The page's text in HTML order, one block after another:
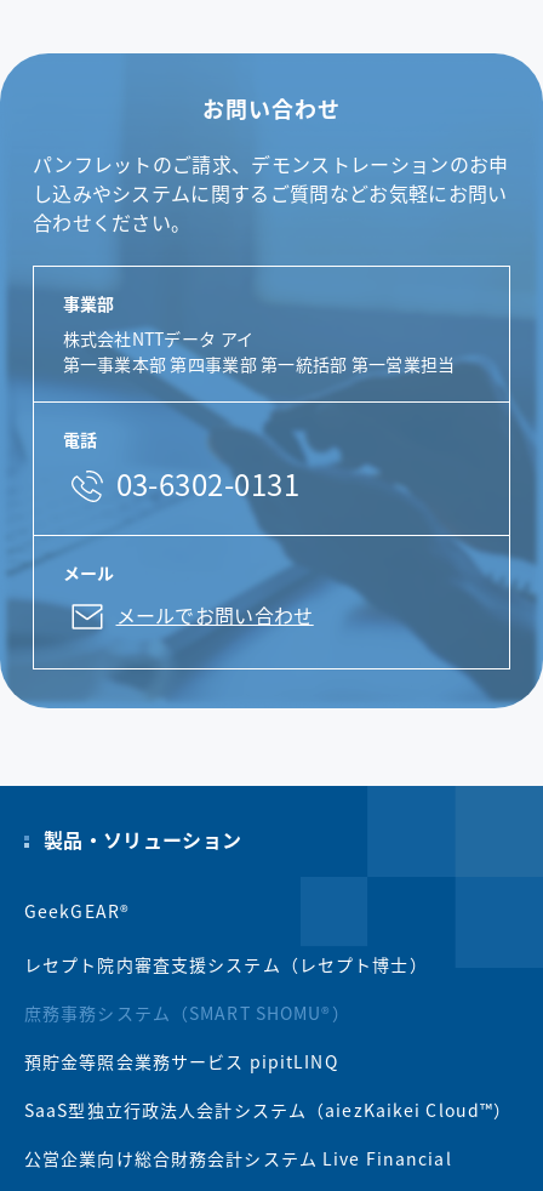
お問い合わせ
パンフレットのご請求、デモンストレーションのお申
し込みやシステムに関するご質問などお気軽にお問い
合わせください。
事業部
株式会社NTTデータ アイ
第一事業本部 第四事業部 第一統括部 第一営業担当
電話
03-6302-0131
メール
メールでお問い合わせ
製品・ソリューション
GeekGEAR®
レセプト院内審査支援システム（レセプト博士）
庶務事務システム（SMART SHOMU®）
預貯金等照会業務サービス pipitLINQ
SaaS型独立行政法人会計システム（aiezKaikei Cloud™）
公営企業向け総合財務会計システム Live Financial